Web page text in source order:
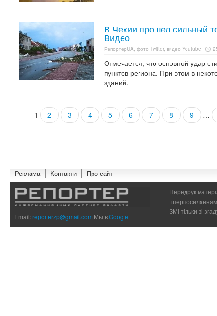
В Чехии прошел сильный
Видео
РепортерUA, фото Twitter, видео Youtube
Отмечается, что основной удар
пунктов региона. При этом в
зданий.
Страницы
1 2 3 4 5 6 7 8 9 …
Реклама Контакти Про сайт
Email:reporterzp@gmail.com Мы вGoogle+
Передрук
ЗМІ тільки зі